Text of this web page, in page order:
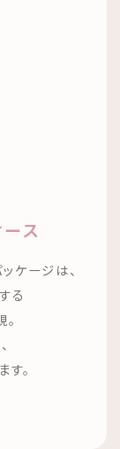
ス
ケージは、
る
。